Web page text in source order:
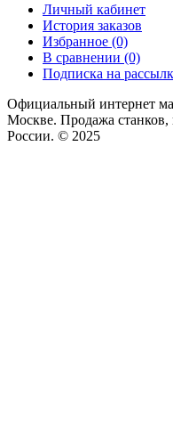
Личный кабинет
История заказов
Избранное (0)
В сравнении (0)
Подписка на
Официальный интернет
Москве. Продажа станков,
России. © 2025